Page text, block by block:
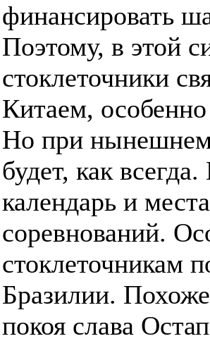
проведения
Особенно многим
понравится
Похоже, что
Остапа Бендера.
будто шашки 100
Только
генерал говорит
заслан в другую
миллионер, а
бухгалтером